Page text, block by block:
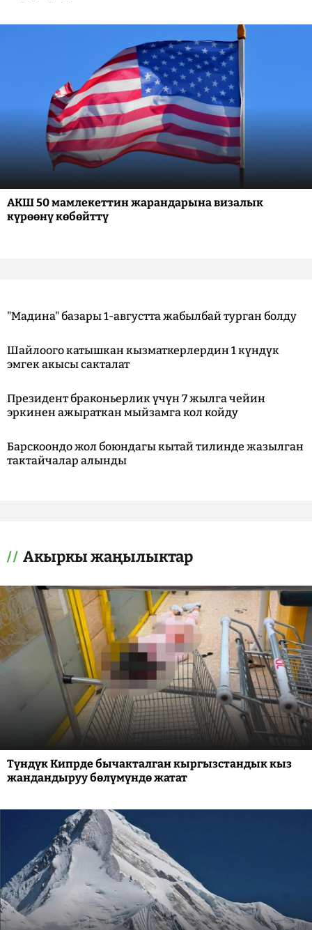
АКШ 50 мамлекеттин жарандарына визалык
күрөөнү көбөйттү
"Мадина" базары 1-августта жабылбай турган болду
Шайлоого катышкан кызматкерлердин 1 күндүк
эмгек акысы сакталат
Президент браконьерлик үчүн 7 жылга чейин
эркинен ажыраткан мыйзамга кол койду
Барскоондо жол боюндагы кытай тилинде жазылган
тактайчалар алынды
Акыркы жаңылыктар
Түндүк Кипрде бычакталган кыргызстандык кыз
жандандыруу бөлүмүндө жатат